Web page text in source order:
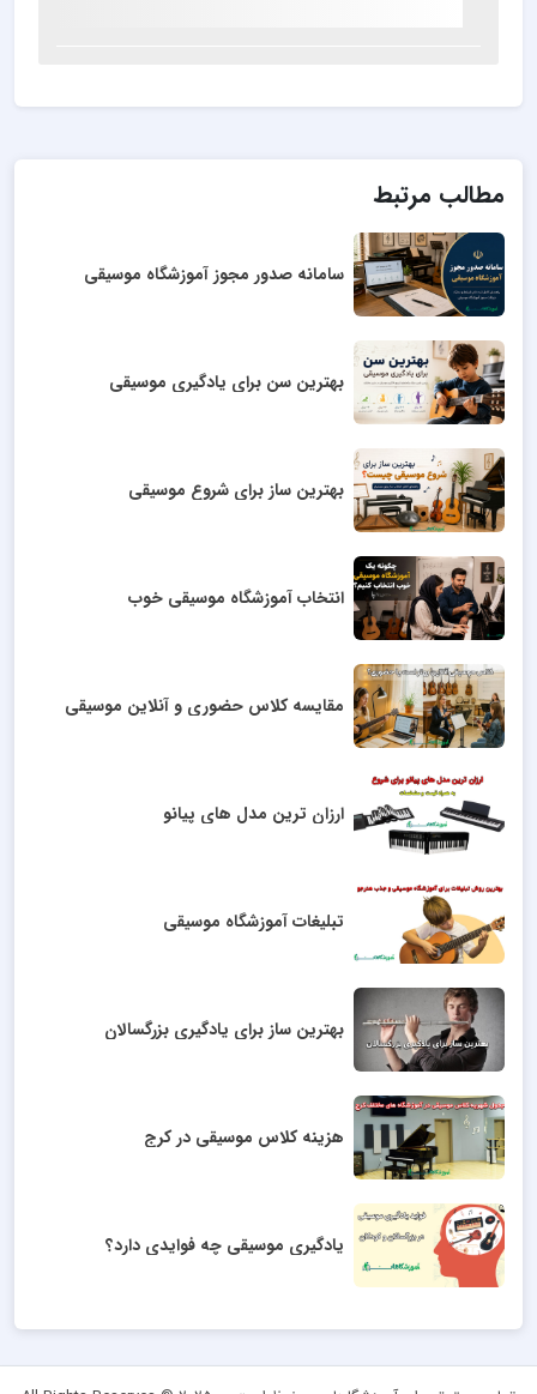
مطالب مرتبط
سامانه صدور مجوز آموزشگاه موسیقی
بهترین سن برای یادگیری موسیقی
بهترین ساز برای شروع موسیقی
انتخاب آموزشگاه موسیقی خوب
مقایسه کلاس حضوری و آنلاین موسیقی
ارزان ترین مدل های پیانو
تبلیغات آموزشگاه موسیقی
بهترین ساز برای یادگیری بزرگسالان
هزینه کلاس موسیقی در کرج
یادگیری موسیقی چه فوایدی دارد؟